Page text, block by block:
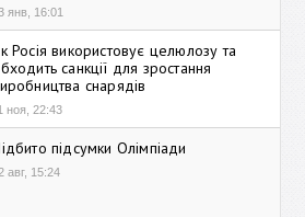
янв, 16:01
Росія використовує целюлозу та
санкції для зростання
снарядів
ноя, 22:43
підсумки Олімпіади
авг, 15:24